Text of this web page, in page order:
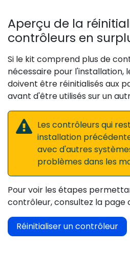
Aperçu de la
contrôleurs en
Si le kit comprend plus de
nécessaire pour l'installation,
doivent être réinitialisés aux
avant d'être utilisés sur un
Les contrôleurs qui
installation
avec d'autres
problèmes dans les
Pour voir les étapes
contrôleur, consultez la page
Réinitialiser un contrôleur